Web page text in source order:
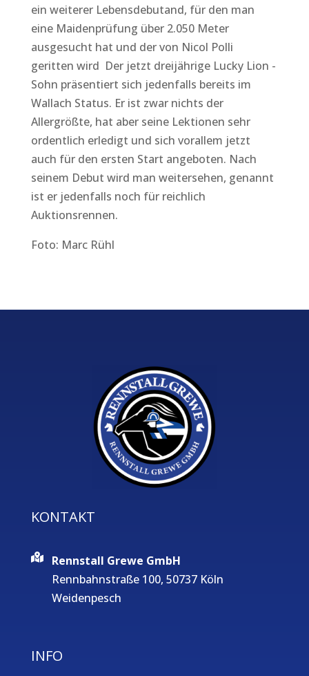
ein weiterer Lebensdebutand, für den man
eine Maidenprüfung über 2.050 Meter
ausgesucht hat und der von Nicol Polli
geritten wird Der jetzt dreijährige Lucky Lion -
Sohn präsentiert sich jedenfalls bereits im
Wallach Status. Er ist zwar nichts der
Allergrößte, hat aber seine Lektionen sehr
ordentlich erledigt und sich vorallem jetzt
auch für den ersten Start angeboten. Nach
seinem Debut wird man weitersehen, genannt
ist er jedenfalls noch für reichlich
Auktionsrennen.
Foto: Marc Rühl
KONTAKT
Rennstall Grewe GmbH
Rennbahnstraße 100, 50737 Köln
Weidenpesch
INFO